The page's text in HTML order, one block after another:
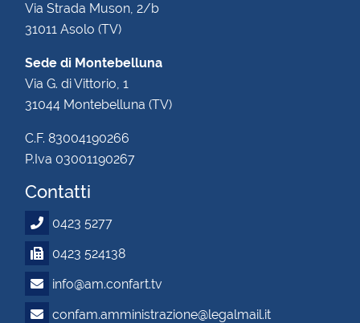
Via Strada Muson, 2/b
31011 Asolo (TV)
Sede di Montebelluna
Via G. di Vittorio, 1
31044 Montebelluna (TV)
C.F. 83004190266
P.Iva 03001190267
Contatti
0423 5277
0423 524138
info@am.confart.tv
confam.amministrazione@legalmail.it